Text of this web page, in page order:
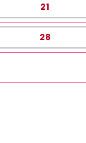
21
28